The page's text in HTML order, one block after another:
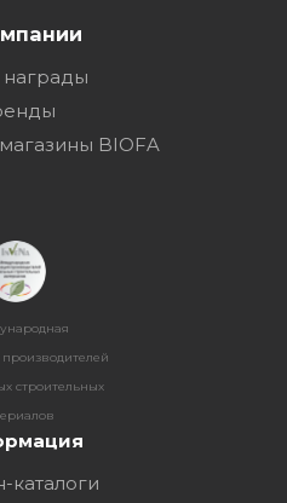
BIOFA
строительных
каталоги